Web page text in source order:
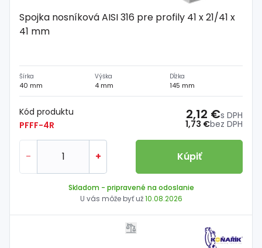
Spojka nosníková AISI 316 pre profily 41 x 21/41 x
41 mm
Šírka
40 mm
Výška
4 mm
Dĺžka
145 mm
Kód produktu
PFFF-4R
1,73 €bez DPH
2,12 €s DPH
- + Kúpiť
Skladom - pripravené na odoslanie
U vás môže byť už10.08.2026